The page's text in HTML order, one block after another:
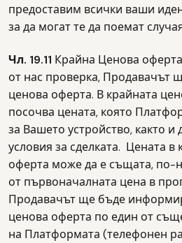
предоставим всички ваши
за да могат те да поемат
Чл. 19.11 Крайна Ценова
от нас проверка, Продавачът
ценова оферта. В крайната
посочва цената, която
за Вашето устройство, както
условия за сделката. Цената в
оферта може да е същата, по-
от първоначалната цена в
Продавачът ще бъде
ценова оферта по един от
на Платформата (телефонен